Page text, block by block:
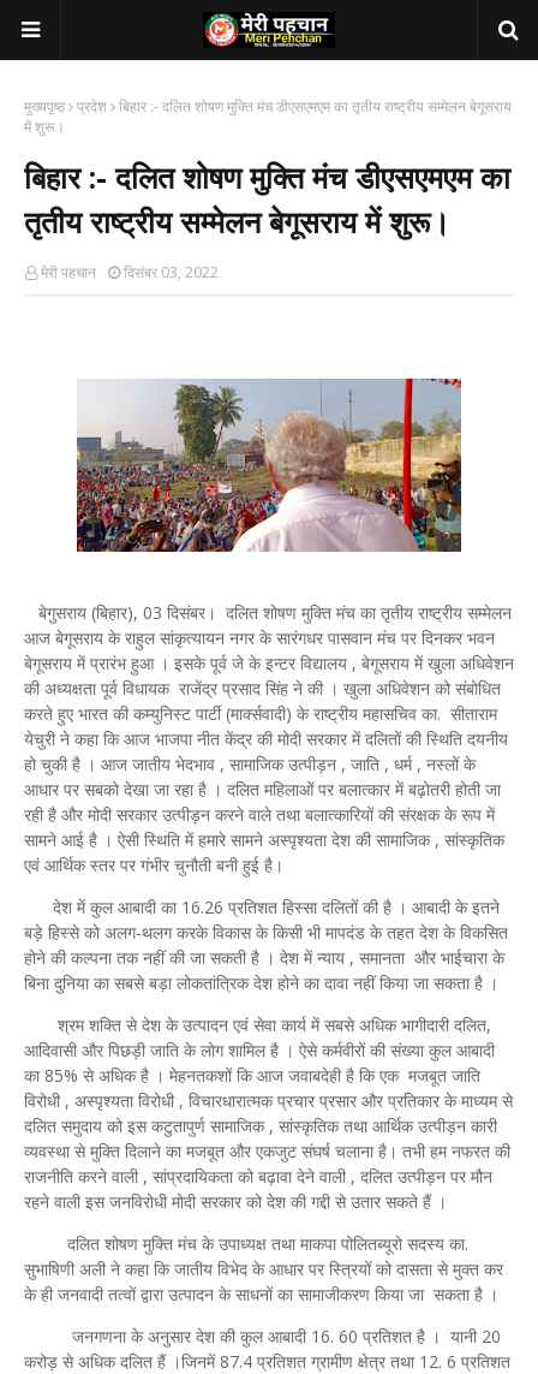
मुख्यपृष्ठ प्रदेश बिहार :- दलित शोषण मुक्ति मंच डीएसएमएम का तृतीय राष्ट्रीय सम्मेलन बेगूसराय
में शुरू।
बिहार :- दलित शोषण मुक्ति मंच डीएसएमएम का
तृतीय राष्ट्रीय सम्मेलन बेगूसराय में शुरू।
मेरी पहचान दिसंबर 03, 2022
बेगुसराय (बिहार), 03 दिसंबर। दलित शोषण मुक्ति मंच का तृतीय राष्ट्रीय सम्मेलन
आज बेगूसराय के राहुल सांकृत्यायन नगर के सारंगधर पासवान मंच पर दिनकर भवन
बेगूसराय में प्रारंभ हुआ । इसके पूर्व जे के इन्टर विद्यालय , बेगूसराय में खुला अधिवेशन
की अध्यक्षता पूर्व विधायक राजेंद्र प्रसाद सिंह ने की । खुला अधिवेशन को संबोधित
करते हुए भारत की कम्युनिस्ट पार्टी (मार्क्सवादी) के राष्ट्रीय महासचिव का. सीताराम
येचुरी ने कहा कि आज भाजपा नीत केंद्र की मोदी सरकार में दलितों की स्थिति दयनीय
हो चुकी है । आज जातीय भेदभाव , सामाजिक उत्पीड़न , जाति , धर्म , नस्लों के
आधार पर सबको देखा जा रहा है । दलित महिलाओं पर बलात्कार में बढ़ोतरी होती जा
रही है और मोदी सरकार उत्पीड़न करने वाले तथा बलात्कारियों की संरक्षक के रूप में
सामने आई है । ऐसी स्थिति में हमारे सामने अस्पृश्यता देश की सामाजिक , सांस्कृतिक
एवं आर्थिक स्तर पर गंभीर चुनौती बनी हुई है।
देश में कुल आबादी का 16.26 प्रतिशत हिस्सा दलितों की है । आबादी के इतने
बड़े हिस्से को अलग-थलग करके विकास के किसी भी मापदंड के तहत देश के विकसित
होने की कल्पना तक नहीं की जा सकती है । देश में न्याय , समानता और भाईचारा के
बिना दुनिया का सबसे बड़ा लोकतांत्रिक देश होने का दावा नहीं किया जा सकता है ।
श्रम शक्ति से देश के उत्पादन एवं सेवा कार्य में सबसे अधिक भागीदारी दलित,
आदिवासी और पिछड़ी जाति के लोग शामिल है । ऐसे कर्मवीरों की संख्या कुल आबादी
का 85% से अधिक है । मेहनतकशों कि आज जवाबदेही है कि एक मजबूत जाति
विरोधी , अस्पृश्यता विरोधी , विचारधारात्मक प्रचार प्रसार और प्रतिकार के माध्यम से
दलित समुदाय को इस कटुतापुर्ण सामाजिक , सांस्कृतिक तथा आर्थिक उत्पीड़न कारी
व्यवस्था से मुक्ति दिलाने का मजबूत और एकजुट संघर्ष चलाना है। तभी हम नफरत की
राजनीति करने वाली , सांप्रदायिकता को बढ़ावा देने वाली , दलित उत्पीड़न पर मौन
रहने वाली इस जनविरोधी मोदी सरकार को देश की गद्दी से उतार सकते हैं ।
दलित शोषण मुक्ति मंच के उपाध्यक्ष तथा माकपा पोलितब्यूरो सदस्य का.
सुभाषिणी अली ने कहा कि जातीय विभेद के आधार पर स्त्रियों को दासता से मुक्त कर
के ही जनवादी तत्वों द्वारा उत्पादन के साधनों का सामाजीकरण किया जा सकता है ।
जनगणना के अनुसार देश की कुल आबादी 16. 60 प्रतिशत है । यानी 20
करोड़ से अधिक दलित हैं ।जिनमें 87.4 प्रतिशत ग्रामीण क्षेत्र तथा 12. 6 प्रतिशत